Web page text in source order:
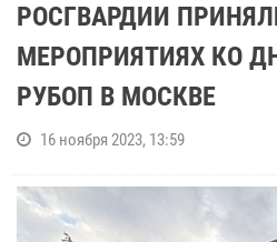
РОСГВАРДИИ
МЕРОПРИЯТИЯХ КО
РУБОП В МОСКВЕ
16 ноября 2023, 13:59